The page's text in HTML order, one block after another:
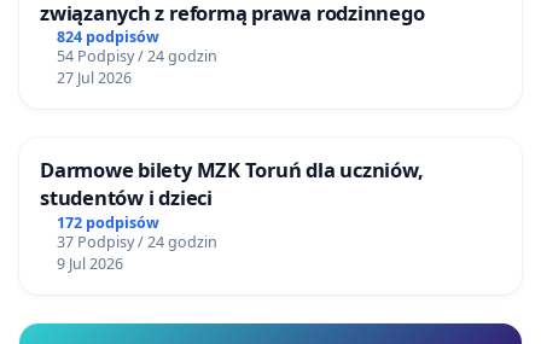
związanych z reformą prawa rodzinnego
824 podpisów
54 Podpisy / 24 godzin
27 Jul 2026
Darmowe bilety MZK Toruń dla uczniów,
studentów i dzieci
172 podpisów
37 Podpisy / 24 godzin
9 Jul 2026